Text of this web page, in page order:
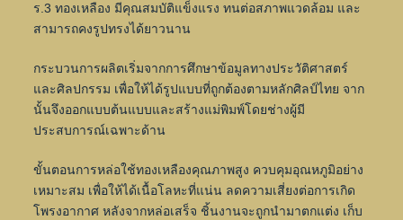
ร.3 ทองเหลือง มีคุณสมบัติแข็งแรง ทนต่อสภาพแวดล้อม และ
สามารถคงรูปทรงได้ยาวนาน
กระบวนการผลิตเริ่มจากการศึกษาข้อมูลทางประวัติศาสตร์
และศิลปกรรม เพื่อให้ได้รูปแบบที่ถูกต้องตามหลักศิลป์ไทย จาก
นั้นจึงออกแบบต้นแบบและสร้างแม่พิมพ์โดยช่างผู้มี
ประสบการณ์เฉพาะด้าน
ขั้นตอนการหล่อใช้ทองเหลืองคุณภาพสูง ควบคุมอุณหภูมิอย่าง
เหมาะสม เพื่อให้ได้เนื้อโลหะที่แน่น ลดความเสี่ยงต่อการเกิด
โพรงอากาศ หลังจากหล่อเสร็จ ชิ้นงานจะถูกนำมาตกแต่ง เก็บ